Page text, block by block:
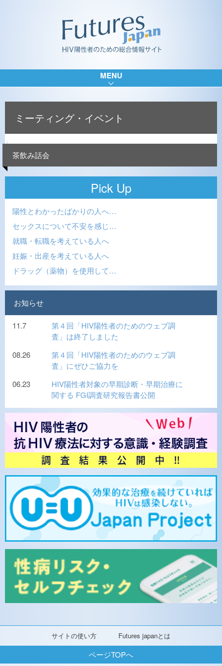
サイトの使い方 Futures japanとは
MENU
ミーティング・イベント
茶飲み話会
Pick Up
陽性とわかったばかりの人へ…
セックスについて不安を感じ…
就職・転職を考えている人へ
妊娠・出産を考えている人へ
ドラッグ（薬物）を使用して…
お知らせ
11.7
第４回「HIV陽性者のためのウェブ調
査」は終了しました
08.26
第４回「HIV陽性者のためのウェブ調
査」にぜひご協力を
06.23
HIV陽性者対象の早期診断・早期治療に
関する FGI調査研究報告書公開
ページTOPへ